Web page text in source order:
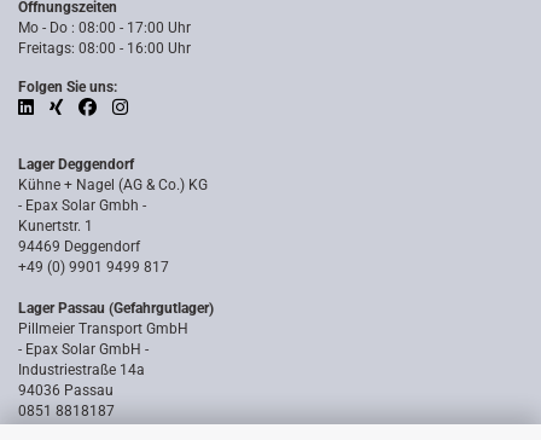
Öffnungszeiten
Mo - Do : 08:00 - 17:00 Uhr
Freitags: 08:00 - 16:00 Uhr
Folgen Sie uns:
Lager Deggendorf
Kühne + Nagel (AG & Co.) KG
- Epax Solar Gmbh -
Kunertstr. 1
94469 Deggendorf
+49 (0) 9901 9499 817
Lager Passau (Gefahrgutlager)
Pillmeier Transport GmbH
- Epax Solar GmbH -
Industriestraße 14a
94036 Passau
0851 8818187